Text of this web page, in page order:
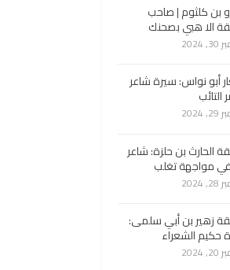
بن كلثوم | صاحب
الا هبي بصحنك
أبو نواس: سيرة شاعر
التائب
الحارث بن حلزة: شاعر
مواجهة تغلب
زهير بن أبي سلمى:
حكيم الشعراء